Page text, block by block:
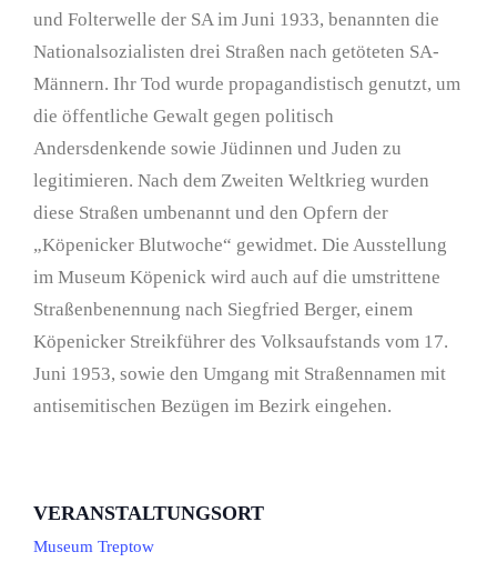
und Folterwelle der SA im Juni 1933, benannten die
Nationalsozialisten drei Straßen nach getöteten SA-
Männern. Ihr Tod wurde propagandistisch genutzt, um
die öffentliche Gewalt gegen politisch
Andersdenkende sowie Jüdinnen und Juden zu
legitimieren. Nach dem Zweiten Weltkrieg wurden
diese Straßen umbenannt und den Opfern der
„Köpenicker Blutwoche“ gewidmet. Die Ausstellung
im Museum Köpenick wird auch auf die umstrittene
Straßenbenennung nach Siegfried Berger, einem
Köpenicker Streikführer des Volksaufstands vom 17.
Juni 1953, sowie den Umgang mit Straßennamen mit
antisemitischen Bezügen im Bezirk eingehen.
VERANSTALTUNGSORT
Museum Treptow